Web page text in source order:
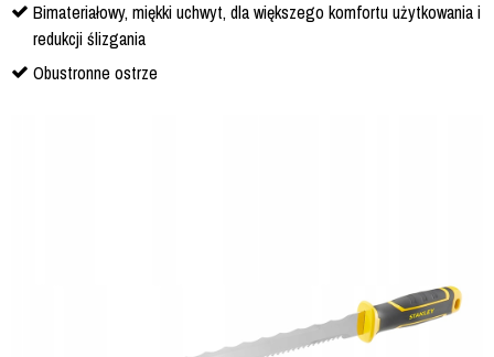
Bimateriałowy, miękki uchwyt, dla większego komfortu użytkowania i
redukcji ślizgania
Obustronne ostrze